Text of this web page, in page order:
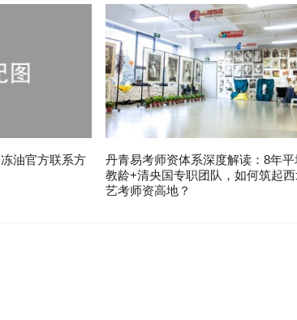
油官方联系方
丹青易考师资体系深度解读：8年平
教龄+清央国专职团队，如何筑起
艺考师资高地？